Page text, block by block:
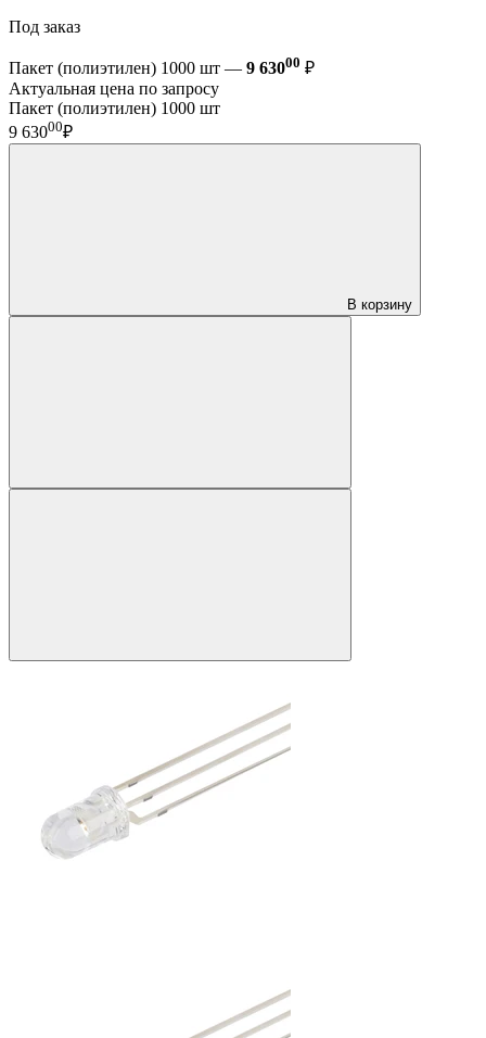
Под заказ
Пакет (полиэтилен) 1000 шт — 9 63000 ₽
Актуальная цена по запросу
Пакет (полиэтилен) 1000 шт
9 63000₽
В корзину